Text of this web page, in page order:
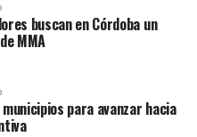
buscan en Córdoba un
MMA
para avanzar hacia